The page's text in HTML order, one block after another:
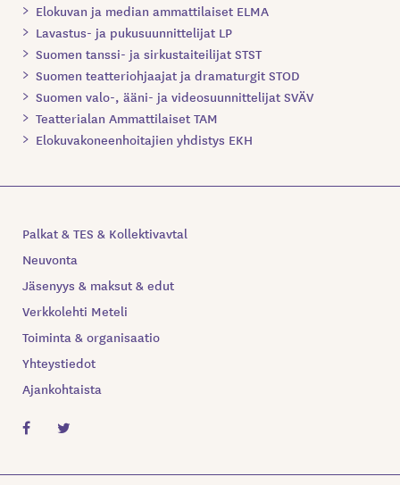
Elokuvan ja median ammattilaiset ELMA
Lavastus- ja pukusuunnittelijat LP
Suomen tanssi- ja sirkustaiteilijat STST
Suomen teatteriohjaajat ja dramaturgit STOD
Suomen valo-, ääni- ja videosuunnittelijat SVÄV
Teatterialan Ammattilaiset TAM
Elokuvakoneenhoitajien yhdistys EKH
Palkat & TES & Kollektivavtal
Neuvonta
Jäsenyys & maksut & edut
Verkkolehti Meteli
Toiminta & organisaatio
Yhteystiedot
Ajankohtaista